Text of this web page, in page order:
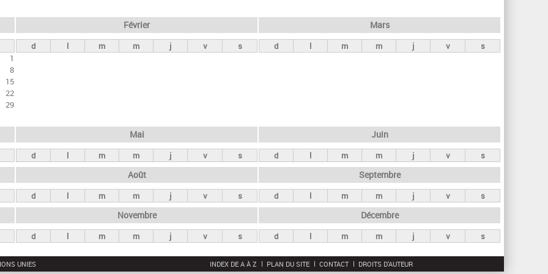
r
c
1
8
15
22
29
Février
d l m m j v s
Mars
d l m m j v s
Mai
d l m m j v s
Juin
d l m m j v s
Août
d l m m j v s
Septembre
d l m m j v s
Novembre
d l m m j v s
Décembre
d l m m j v s
UNIES INDEX DE A À Z PLAN DU SITE CONTACT DROITS D'AUTEUR